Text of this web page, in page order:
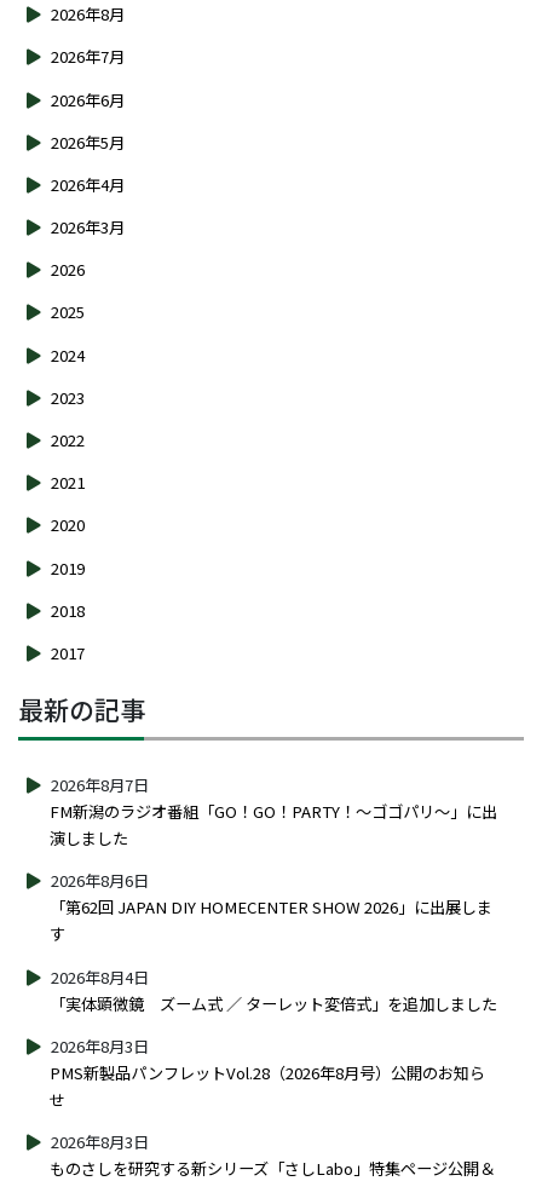
2026年8月
2026年7月
2026年6月
2026年5月
2026年4月
2026年3月
2026
2025
2024
2023
2022
2021
2020
2019
2018
2017
最新の記事
FM新潟のラジオ番組「GO！GO！PARTY！～ゴゴパリ～」に出
演しました
2026年8月7日
「第62回 JAPAN DIY HOMECENTER SHOW 2026」に出展しま
す
2026年8月6日
「実体顕微鏡 ズーム式 ／ ターレット変倍式」を追加しました
2026年8月4日
PMS新製品パンフレットVol.28（2026年8月号）公開のお知ら
せ
2026年8月3日
ものさしを研究する新シリーズ「さしLabo」特集ページ公開＆
2026年8月3日